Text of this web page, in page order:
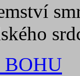
BOHU